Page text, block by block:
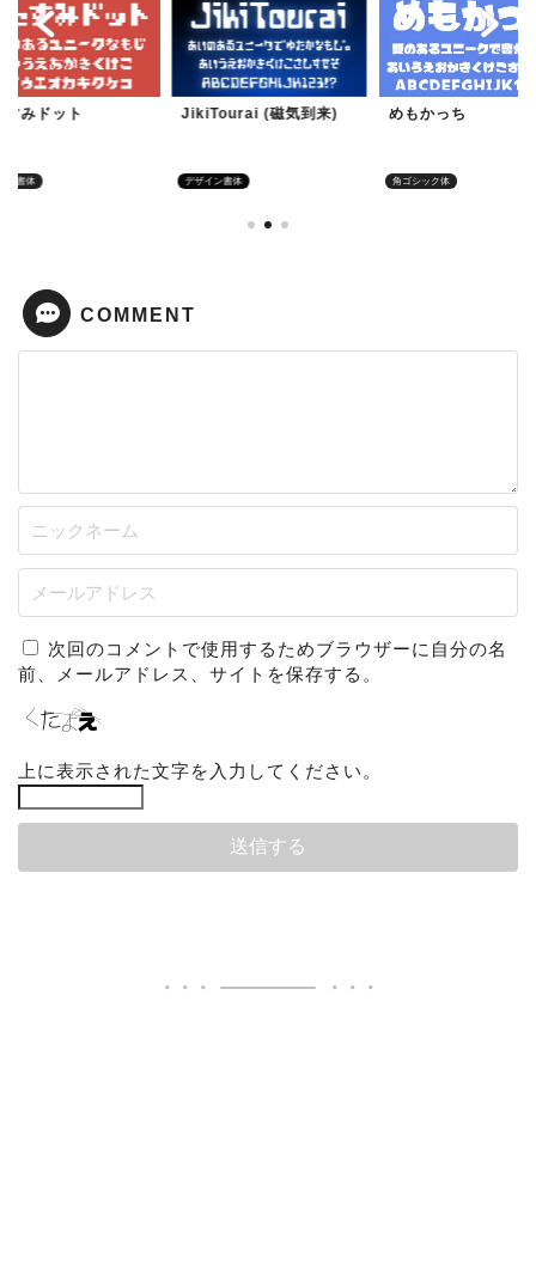
ン書体
すみドット
デザイン書体
JikiTourai (磁気到来)
角ゴシック体
めもかっち
COMMENT
次回のコメントで使用するためブラウザーに自分の名
前、メールアドレス、サイトを保存する。
上に表示された文字を入力してください。